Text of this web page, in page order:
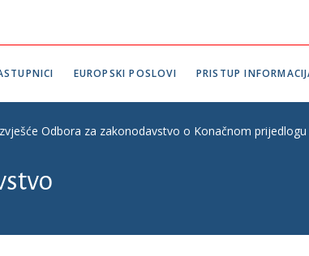
EUROPSKI POSLOVI PRISTUP
Odbora za zakonodavstvo o Konačnom